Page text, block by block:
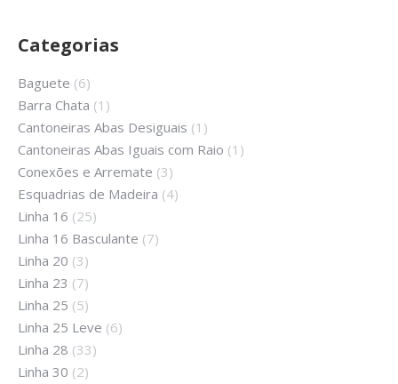
Categorias
Baguete (6)
Barra Chata (1)
Cantoneiras Abas Desiguais (1)
Cantoneiras Abas Iguais com Raio (1)
Conexões e Arremate (3)
Esquadrias de Madeira (4)
Linha 16 (25)
Linha 16 Basculante (7)
Linha 20 (3)
Linha 23 (7)
Linha 25 (5)
Linha 25 Leve (6)
Linha 28 (33)
Linha 30 (2)